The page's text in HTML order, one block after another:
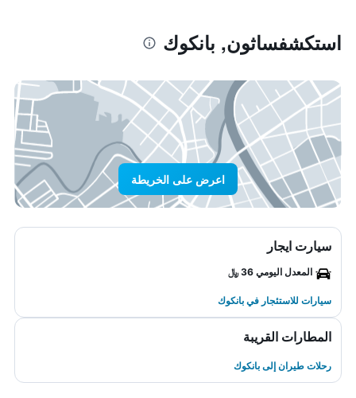
استكشفساثون, بانكوك
اعرض على الخريطة
سيارت ايجار
المعدل اليومي 36 ﷼
سيارات للاستئجار في بانكوك
المطارات القريبة
رحلات طيران إلى بانكوك